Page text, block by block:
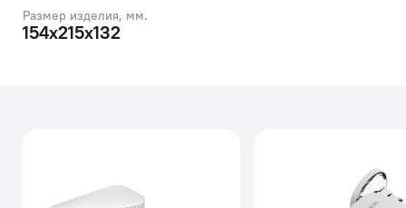
Размер изделия, мм.
154x215x132